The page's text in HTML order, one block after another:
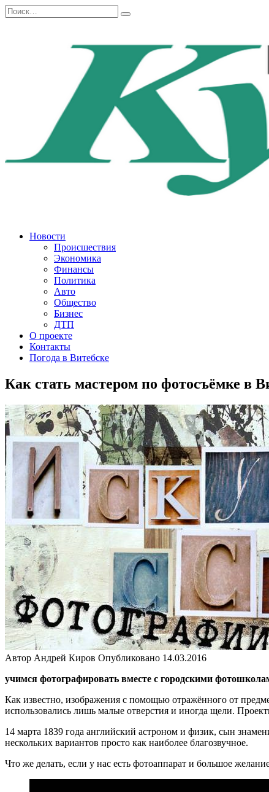
Перейти
к
Search
for:
Новости
Происшествия
Экономика
Финансы
Политика
Авто
Общество
Бизнес
ДТП
О проекте
Контакты
Погода в Витебске
Как стать мастером по фотосъёмке в
Автор Андрей Киров Опубликовано 14.03.2016
учимся фотографировать вместе с городскими
Как известно, изображения с помощью отражённого от
использовались лишь малые отверстия и иногда щели.
14 марта 1839 года английский астроном и физик, сын
нескольких вариантов просто как наиболее благозвучное.
Что же делать, если у нас есть фотоаппарат и большое